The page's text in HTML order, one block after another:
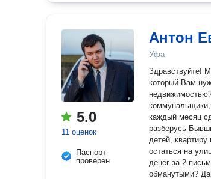
5.0
11 оценок
Паспорт
проверен
Антон
Уфа
Здравствуйте!
который Вам нужен
недвижимостью?
коммунальщики,
каждый месяц
разберусь Бывший супруг или супруга пытаются забрать у вас
детей,
остаться на улице. Пришли к юристам с улицы,
денег за 2
обманутыми?